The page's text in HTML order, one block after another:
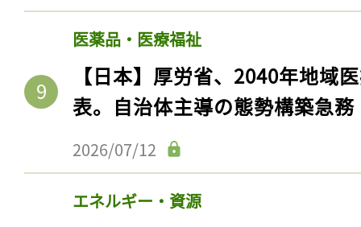
医薬品・医療福祉
【日本】厚労省、2040年地域
表。自治体主導の態勢構築急務
2026/07/12
エネルギー・資源